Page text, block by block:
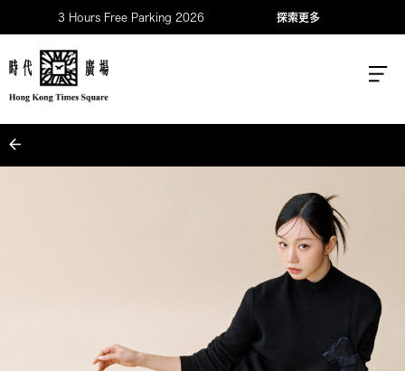
3 Hours Free Parking 2026 探索更多